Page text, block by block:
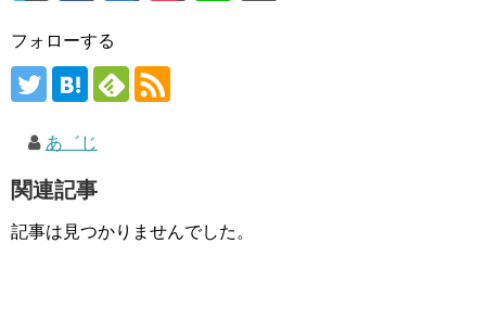
フォローする
あ゛じ
関連記事
記事は見つかりませんでした。